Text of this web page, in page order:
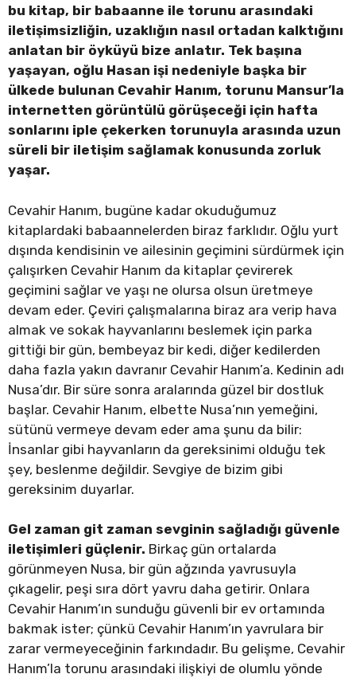
bu kitap, bir babaanne ile torunu arasındaki
iletişimsizliğin, uzaklığın nasıl ortadan kalktığını
anlatan bir öyküyü bize anlatır. Tek başına
yaşayan, oğlu Hasan işi nedeniyle başka bir
ülkede bulunan Cevahir Hanım, torunu Mansur’la
internetten görüntülü görüşeceği için hafta
sonlarını iple çekerken torunuyla arasında uzun
süreli bir iletişim sağlamak konusunda zorluk
yaşar.
Cevahir Hanım, bugüne kadar okuduğumuz
kitaplardaki babaannelerden biraz farklıdır. Oğlu yurt
dışında kendisinin ve ailesinin geçimini sürdürmek için
çalışırken Cevahir Hanım da kitaplar çevirerek
geçimini sağlar ve yaşı ne olursa olsun üretmeye
devam eder. Çeviri çalışmalarına biraz ara verip hava
almak ve sokak hayvanlarını beslemek için parka
gittiği bir gün, bembeyaz bir kedi, diğer kedilerden
daha fazla yakın davranır Cevahir Hanım’a. Kedinin adı
Nusa’dır. Bir süre sonra aralarında güzel bir dostluk
başlar. Cevahir Hanım, elbette Nusa’nın yemeğini,
sütünü vermeye devam eder ama şunu da bilir:
İnsanlar gibi hayvanların da gereksinimi olduğu tek
şey, beslenme değildir. Sevgiye de bizim gibi
gereksinim duyarlar.
Gel zaman git zaman sevginin sağladığı güvenle
iletişimleri güçlenir. Birkaç gün ortalarda
görünmeyen Nusa, bir gün ağzında yavrusuyla
çıkagelir, peşi sıra dört yavru daha getirir. Onlara
Cevahir Hanım’ın sunduğu güvenli bir ev ortamında
bakmak ister; çünkü Cevahir Hanım’ın yavrulara bir
zarar vermeyeceğinin farkındadır. Bu gelişme, Cevahir
Hanım’la torunu arasındaki ilişkiyi de olumlu yönde